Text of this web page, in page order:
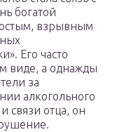
богатой
взрывным
Его часто
виде, а однажды
за
алкогольного
связи отца, он